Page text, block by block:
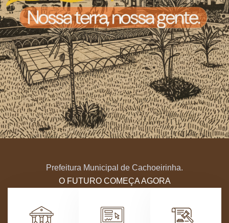
Prefeitura Municipal de Cachoeirinha.
O FUTURO COMEÇA AGORA